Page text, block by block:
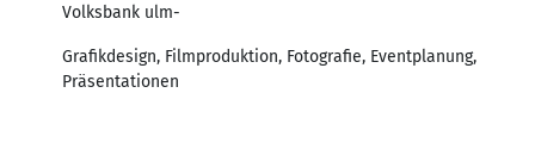
Volksbank ulm-
Grafikdesign, Filmproduktion, Fotografie, Eventplanung,
Präsentationen